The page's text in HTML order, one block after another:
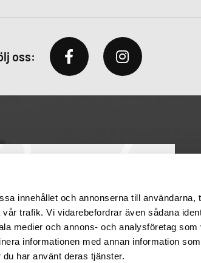
innehållet och annonserna till användarna,
trafik. Vi vidarebefordrar även sådana
medier och annons- och analysföretag som
informationen med annan information
har använt deras tjänster.
oss: